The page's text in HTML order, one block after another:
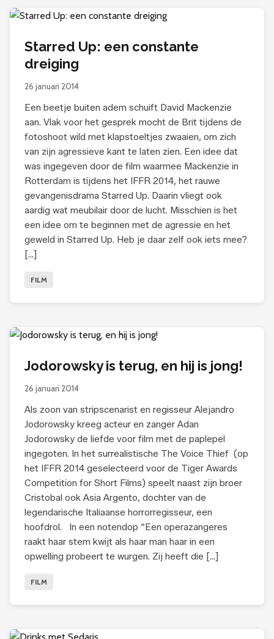
Starred Up: een constante
dreiging
26 januari 2014
Een beetje buiten adem schuift David Mackenzie
aan. Vlak voor het gesprek mocht de Brit tijdens de
fotoshoot wild met klapstoeltjes zwaaien, om zich
van zijn agressieve kant te laten zien. Een idee dat
was ingegeven door de film waarmee Mackenzie in
Rotterdam is tijdens het IFFR 2014, het rauwe
gevangenisdrama Starred Up. Daarin vliegt ook
aardig wat meubilair door de lucht. Misschien is het
een idee om te beginnen met de agressie en het
geweld in Starred Up. Heb je daar zelf ook iets mee?
[…]
FILM
Jodorowsky is terug, en hij is jong!
26 januari 2014
Als zoon van stripscenarist en regisseur Alejandro
Jodorowsky kreeg acteur en zanger Adan
Jodorowsky de liefde voor film met de paplepel
ingegoten. In het surrealistische The Voice Thief (op
het IFFR 2014 geselecteerd voor de Tiger Awards
Competition for Short Films) speelt naast zijn broer
Cristobal ook Asia Argento, dochter van de
legendarische Italiaanse horrorregisseur, een
hoofdrol. In een notendop “Een operazangeres
raakt haar stem kwijt als haar man haar in een
opwelling probeert te wurgen. Zij heeft die […]
FILM